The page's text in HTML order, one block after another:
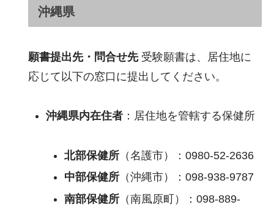
沖縄県
願書提出先・問合せ先受験願書は、居住地に
応じて以下の窓口に提出してください。
沖縄県内在住者 ：居住地を管轄する保健所
北部保健所（名護市）：0980-52-2636
中部保健所（沖縄市）：098-938-9787
南部保健所（南風原町）：098-889-